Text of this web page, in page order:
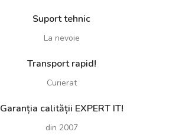
Suport tehnic
La nevoie
Transport rapid!
Curierat
Garanția calității EXPERT IT!
din 2007